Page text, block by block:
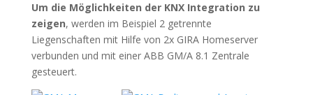
Um die Möglichkeiten der KNX Integration zu
zeigen, werden im Beispiel 2 getrennte
Liegenschaften mit Hilfe von 2x GIRA Homeserver
verbunden und mit einer ABB GM/A 8.1 Zentrale
gesteuert.